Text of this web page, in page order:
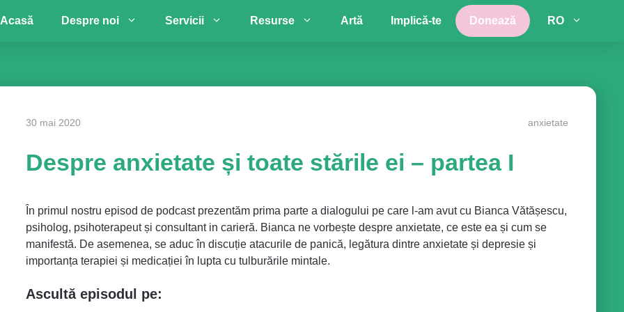
Acasă Despre noi Servicii Resurse Artă Implică-te Donează RO
30 mai 2020 anxietate
Despre anxietate și toate stările ei – partea I
În primul nostru episod de podcast prezentăm prima parte a dialogului pe care l-am avut cu Bianca Vătășescu,
psiholog, psihoterapeut și consultant in carieră. Bianca ne vorbește despre anxietate, ce este ea și cum se
manifestă. De asemenea, se aduc în discuție atacurile de panică, legătura dintre anxietate și depresie și
importanța terapiei și medicației în lupta cu tulburările mintale.
Ascultă episodul pe: